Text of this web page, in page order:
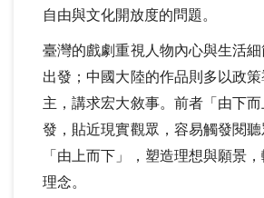
自由與文化開放度的問題。
臺灣的戲劇重視人物內心與生活
出發；中國大陸的作品則多以政
主，講求宏大敘事。前者「由下
發，貼近現實觀眾，容易觸發閱聽
「由上而下」，塑造理想與願景
理念。